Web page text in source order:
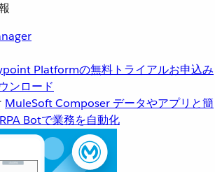
Platformの無料トライアルお申込み
ンロード
MuleSoft Composer データやアプリと簡
Botで業務を自動化